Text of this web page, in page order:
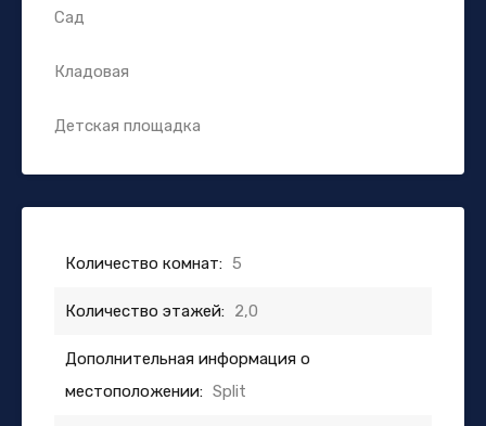
Сад
Кладовая
Детская площадка
Количество комнат: 5
Количество этажей: 2,0
Дополнительная информация о
местоположении: Split